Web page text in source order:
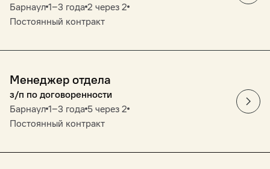
Барнаул 1‒3 года 2 через 2
Постоянный контракт
Менеджер отдела
з/п по договоренности
Барнаул 1‒3 года 5 через 2
Постоянный контракт